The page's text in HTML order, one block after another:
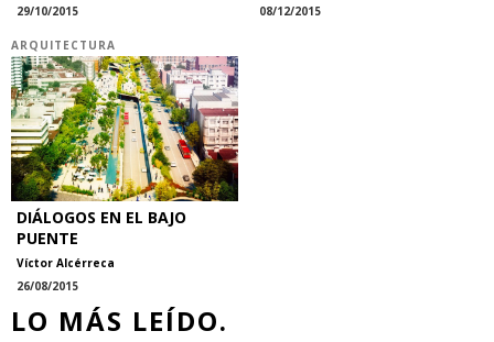
29/10/2015
08/12/2015
ARQUITECTURA
DIÁLOGOS EN EL BAJO
PUENTE
Víctor Alcérreca
26/08/2015
LO MÁS LEÍDO.